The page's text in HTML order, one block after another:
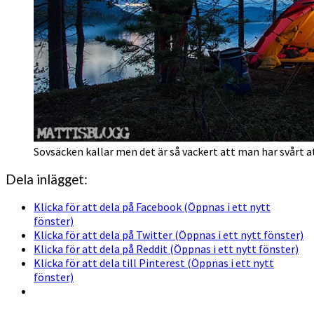
Sovsäcken kallar men det är så vackert att man har svårt
Dela inlägget:
Klicka för att dela på Facebook (Öppnas i ett nytt
fönster)
Klicka för att dela på Twitter (Öppnas i ett nytt fönster)
Klicka för att dela på Reddit (Öppnas i ett nytt fönster)
Klicka för att dela till Pinterest (Öppnas i ett nytt
fönster)